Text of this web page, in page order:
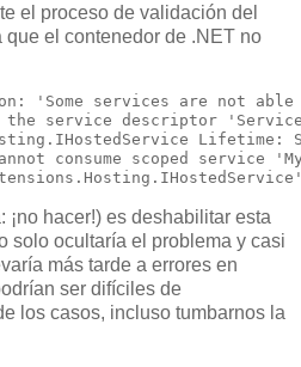
el proceso de validación del
el contenedor de .NET no
'Some services are not
service descriptor
Lifetime:
consume scoped service
hacer!) es deshabilitar esta
solo ocultaría el problema y casi
más tarde a errores en
ser difíciles de
los casos, incluso tumbarnos la